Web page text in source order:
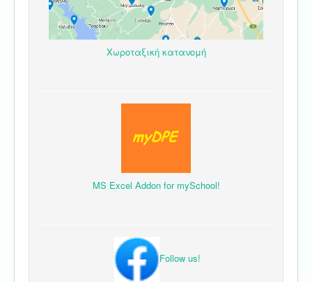
Χωροταξική κατανομή
MS Excel Addon for mySchool!
Follow us!